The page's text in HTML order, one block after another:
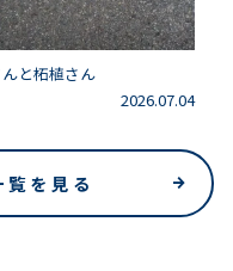
と柘植さん
2026.07.04
を見る